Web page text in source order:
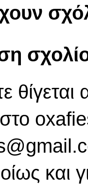
και